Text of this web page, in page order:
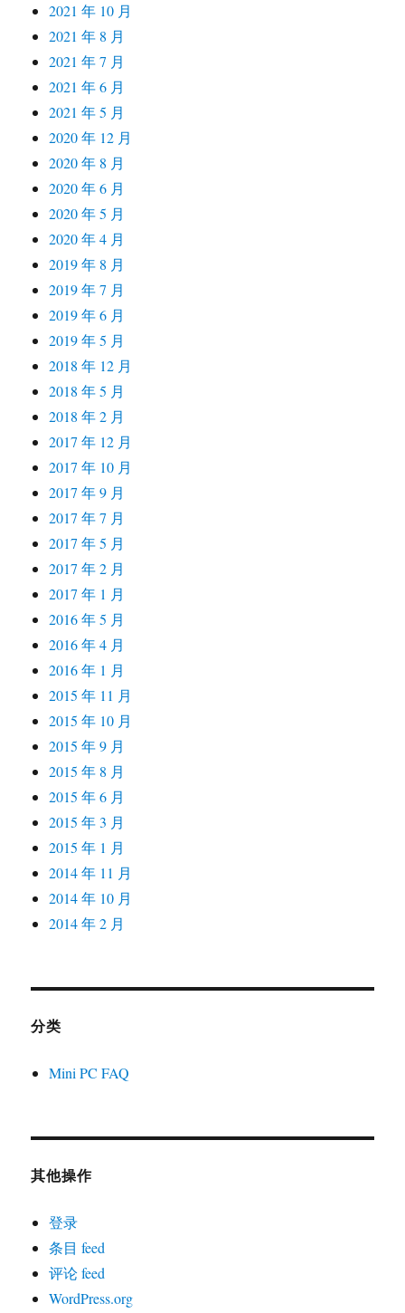
2021 年 10 月
2021 年 8 月
2021 年 7 月
2021 年 6 月
2021 年 5 月
2020 年 12 月
2020 年 8 月
2020 年 6 月
2020 年 5 月
2020 年 4 月
2019 年 8 月
2019 年 7 月
2019 年 6 月
2019 年 5 月
2018 年 12 月
2018 年 5 月
2018 年 2 月
2017 年 12 月
2017 年 10 月
2017 年 9 月
2017 年 7 月
2017 年 5 月
2017 年 2 月
2017 年 1 月
2016 年 5 月
2016 年 4 月
2016 年 1 月
2015 年 11 月
2015 年 10 月
2015 年 9 月
2015 年 8 月
2015 年 6 月
2015 年 3 月
2015 年 1 月
2014 年 11 月
2014 年 10 月
2014 年 2 月
分类
Mini PC FAQ
其他操作
登录
条目 feed
评论 feed
WordPress.org